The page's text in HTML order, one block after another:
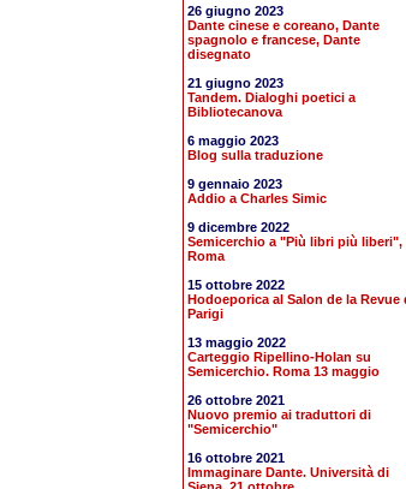
26 giugno 2023
Dante cinese e coreano, Dante
spagnolo e francese, Dante
disegnato
21 giugno 2023
Tandem. Dialoghi poetici a
Bibliotecanova
6 maggio 2023
Blog sulla traduzione
9 gennaio 2023
Addio a Charles Simic
9 dicembre 2022
Semicerchio a "Più libri più liberi",
Roma
15 ottobre 2022
Hodoeporica al Salon de la Revue
Parigi
13 maggio 2022
Carteggio Ripellino-Holan su
Semicerchio. Roma 13 maggio
26 ottobre 2021
Nuovo premio ai traduttori di
"Semicerchio"
16 ottobre 2021
Immaginare Dante. Università di